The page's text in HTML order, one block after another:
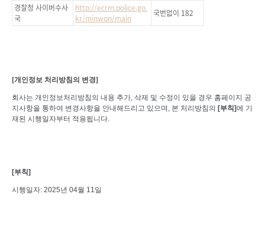
경찰청 사이버수사
국
http://ecrm.police.go.
kr/minwon/main
국번없이 182
[개인정보 처리방침의 변경]
회사는 개인정보처리방침의 내용 추가, 삭제 및 수정이 있을 경우 홈페이지 공
지사항을 통하여 변경사항을 안내해드리고 있으며 , 본 처리방침의 [부칙]에 기
재된 시행일자부터 적용됩니다.
[부칙]
시행일자: 2025년 04월 11일